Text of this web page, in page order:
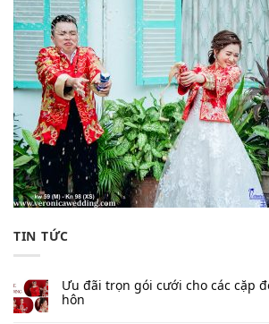
TIN TỨC
Ưu đãi trọn gói cưới cho các cặp
hôn